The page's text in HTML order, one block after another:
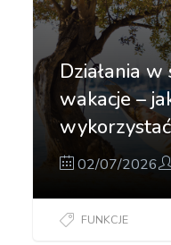
Działania
wakacje –
02/07/2026
FUNKCJE